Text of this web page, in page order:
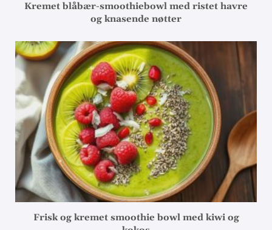
Kremet blåbær-smoothiebowl med ristet havre
og knasende nøtter
Frisk og kremet smoothie bowl med kiwi og